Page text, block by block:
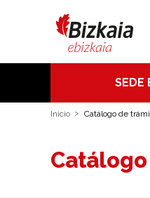
SEDE
Inicio Catálogo de